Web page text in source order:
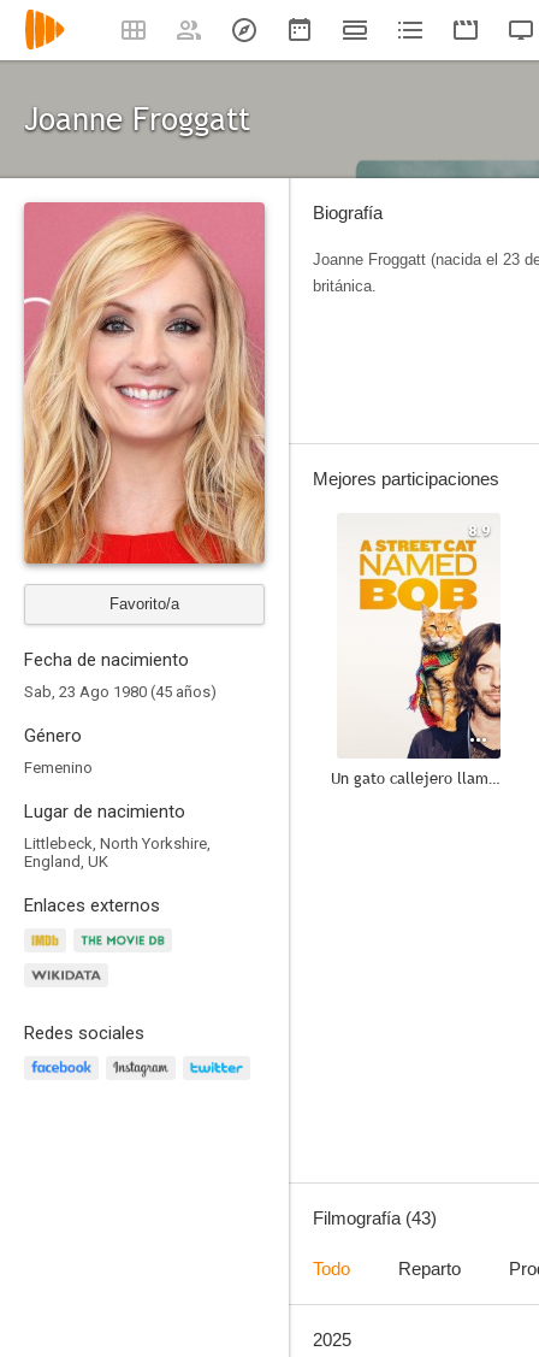
Joanne Froggatt
Favorito/a
Fecha de nacimiento
Sab, 23 Ago 1980 (45 años)
Género
Femenino
Lugar de nacimiento
Littlebeck, North Yorkshire,
England, UK
Enlaces externos
Redes sociales
Biografía
Joanne Froggatt (nacida el 23
británica.
Mejores participaciones
8.9
Un gato callejero llamado Bob
Filmografía (43)
Todo Reparto
2025